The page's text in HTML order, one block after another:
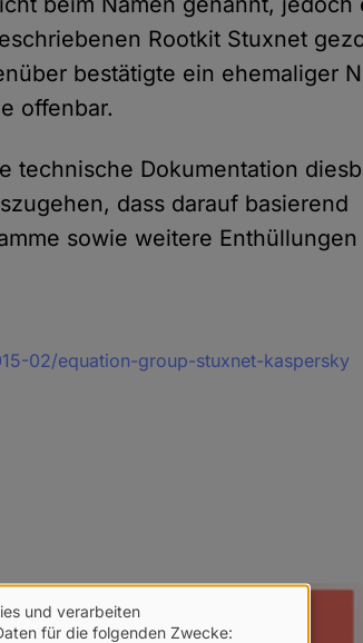
Rootkit Stuxnet
bestätigte ein ehemaliger
offenbar.
technische Dokumentation
dass darauf basierend
sowie weitere
02/equation-group-stuxnet-kaspersky
und verarbeiten
für die folgenden Zwecke: